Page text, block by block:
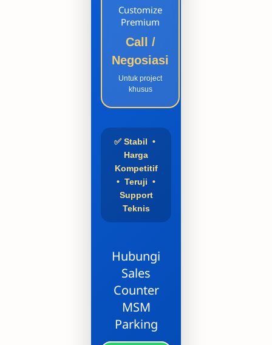
Customize
Premium
Call /
Negosiasi
Untuk project
khusus
✅ Stabil •
Harga
Kompetitif
• Teruji •
Support
Teknis
Hubungi
Sales
Counter
MSM
Parking